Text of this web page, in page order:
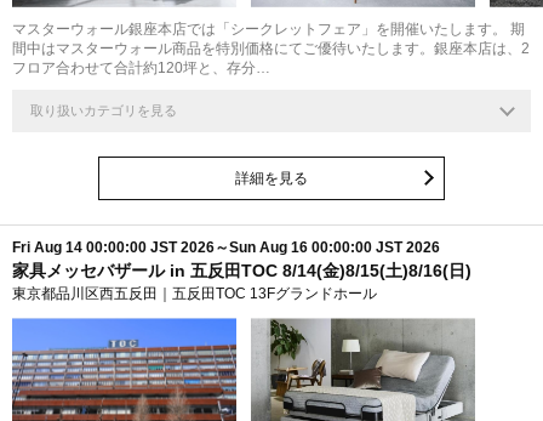
マスターウォール銀座本店では「シークレットフェア」を開催いたします。 期
間中はマスターウォール商品を特別価格にてご優待いたします。銀座本店は、2
フロア合わせて合計約120坪と、存分…
取り扱いカテゴリを見る
詳細を見る
Fri Aug 14 00:00:00 JST 2026～Sun Aug 16 00:00:00 JST 2026
家具メッセバザール in 五反田TOC 8/14(金)8/15(土)8/16(日)
東京都品川区西五反田｜五反田TOC 13Fグランドホール